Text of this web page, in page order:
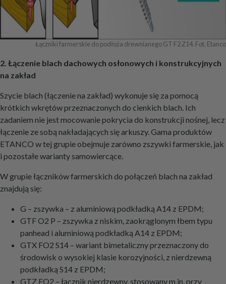
Łączniki farmerskie do podłoża drewnianego GT F2 Z14. Fot. Etanco
2. Łączenie blach dachowych osłonowych i konstrukcyjnych
na zakład
Szycie blach (łączenie na zakład) wykonuje się za pomocą
krótkich wkrętów przeznaczonych do cienkich blach. Ich
zadaniem nie jest mocowanie pokrycia do konstrukcji nośnej, lecz
łączenie ze sobą nakładających się arkuszy. Gama produktów
ETANCO w tej grupie obejmuje zarówno zszywki farmerskie, jak
i pozostałe warianty samowiercące.
W grupie łączników farmerskich do połączeń blach na zakład
znajdują się:
G – zszywka – z aluminiową podkładką A14 z EPDM;
GTF O2 P – zszywka z niskim, zaokrąglonym łbem typu
panhead i aluminiową podkładką A14 z EPDM;
GTX FO2 S14 – wariant bimetaliczny przeznaczony do
środowisk o wysokiej klasie korozyjności, z nierdzewną
podkładką S14 z EPDM;
GTZ FO2 – łącznik nierdzewny, stosowany m.in. przy